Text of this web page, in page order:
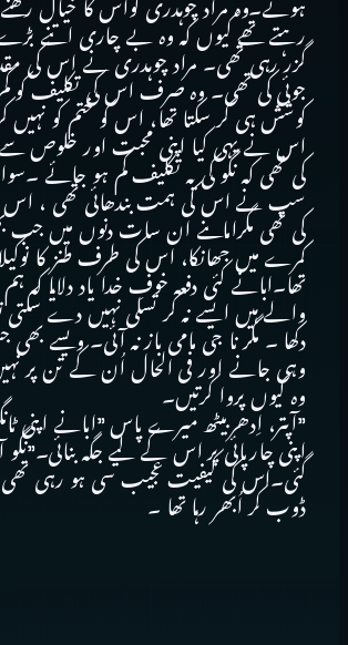
ہوئے۔وہ مراد چوہدری کواس کا خیال رکھنے
رہتے تھے کیوں کہ وہ بے چاری اتنے
گزر رہی تھی۔ مراد چوہدری نے اس کی
جوئی کی تھی۔ وہ صرف اس کی تکلیف کو
کوشش ہی کر سکتا تھا، اس کو ختم کو نہیں
اس نے یہی کیا اپنی محبت اور خلوص
کی تھی کہ نگو کی یہ تکلیف کم ہو جائے
سب نے اس کی ہمت بندھائی تھی ، اس
کی تھی مگراماںنے ان سات دنوں میں
کمرے میں جھانکا، اس کی طرف طنز کا نوکیلا
تھا۔ابانے کئی دفعہ خوفِ خدا یاد دلایا کہ
والے ہیں ایسے نہ کر تسلی نہیں دے سکتی
دکھا ۔ مگر نا جی مامی باز نہ آئی۔ ویسے
وہی جانے اور فی الحال اُن کے تن پر
وہ کیوں پروا کرتیں۔
”آپتر، اِدھربیٹھ میرے پاس ”ابانے اپنی
اپنی چارپائی پر اس کے لیے جگہ
گئی۔اس کی کیفیت عجیب سی ہو رہی
ڈوب کر اُبھر رہا تھا ۔